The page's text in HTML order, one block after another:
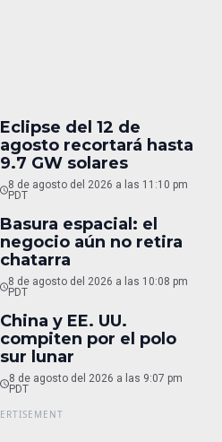
Eclipse del 12 de
agosto recortará hasta
9.7 GW solares
8 de agosto del 2026 a las 11:10 pm
PDT
Basura espacial: el
negocio aún no retira
chatarra
8 de agosto del 2026 a las 10:08 pm
PDT
China y EE. UU.
compiten por el polo
sur lunar
8 de agosto del 2026 a las 9:07 pm
PDT